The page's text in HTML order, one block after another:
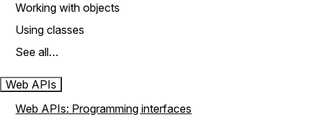
Working with objects
Using classes
See all…
Web APIs
Web APIs: Programming interfaces